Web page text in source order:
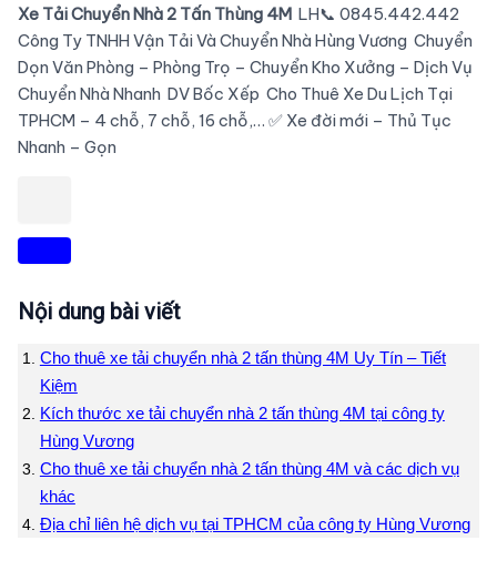
Xe Tải Chuyển Nhà 2 Tấn Thùng 4M LH📞 0845.442.442
Công Ty TNHH Vận Tải Và Chuyển Nhà Hùng Vương Chuyển
Dọn Văn Phòng – Phòng Trọ – Chuyển Kho Xưởng – Dịch Vụ
Chuyển Nhà Nhanh DV Bốc Xếp Cho Thuê Xe Du Lịch Tại
TPHCM – 4 chỗ, 7 chỗ, 16 chỗ,… ✅ Xe đời mới – Thủ Tục
Nhanh – Gọn
Nội dung bài viết
Cho thuê xe tải chuyển nhà 2 tấn thùng 4M Uy Tín – Tiết
Kiệm
Kích thước xe tải chuyển nhà 2 tấn thùng 4M tại công ty
Hùng Vương
Cho thuê xe tải chuyển nhà 2 tấn thùng 4M và các dịch vụ
khác
Địa chỉ liên hệ dịch vụ tại TPHCM của công ty Hùng Vương